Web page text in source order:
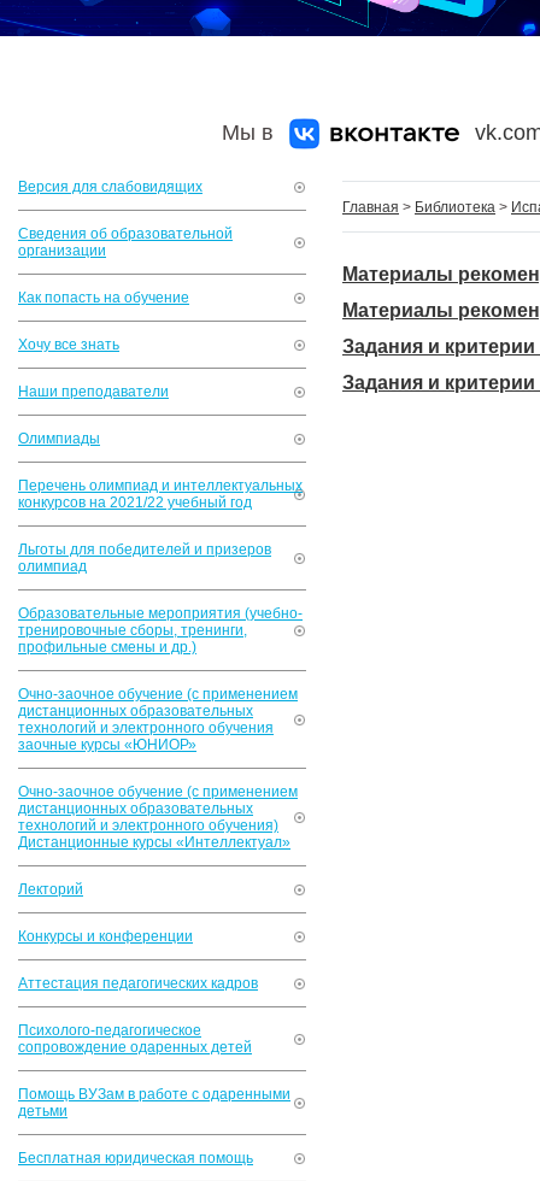
Мы в
Версия для слабовидящих
Сведения об образовательной
организации
Как попасть на обучение
Хочу все знать
Наши преподаватели
Олимпиады
Перечень олимпиад и интеллектуальных
конкурсов на 2021/22 учебный год
Льготы для победителей и призеров
олимпиад
Образовательные мероприятия (учебно-
тренировочные сборы, тренинги,
профильные смены и др.)
Очно-заочное обучение (с применением
дистанционных образовательных
технологий и электронного обучения
заочные курсы «ЮНИОР»
Очно-заочное обучение (с применением
дистанционных образовательных
технологий и электронного обучения)
Дистанционные курсы «Интеллектуал»
Лекторий
Конкурсы и конференции
Аттестация педагогических кадров
Психолого-педагогическое
сопровождение одаренных детей
Помощь ВУЗам в работе с одаренными
детьми
Бесплатная юридическая помощь
Главная > Библиотека >
Материалы
Материалы
Задания и
Задания и